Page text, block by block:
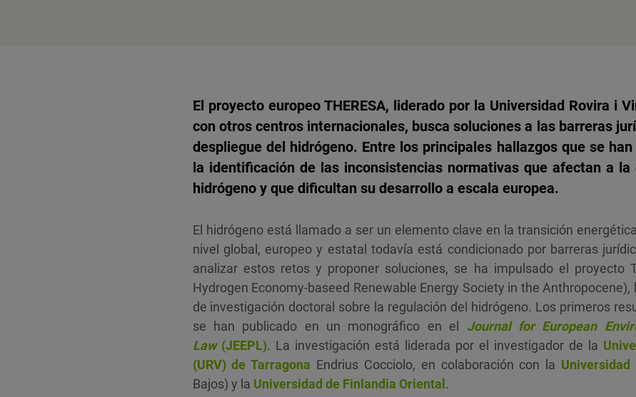
El proyecto europeo THERESA, liderado por la Universidad Rovira i
con otros centros internacionales, busca soluciones a las barreras
despliegue del hidrógeno. Entre los principales hallazgos que se
la identificación de las inconsistencias normativas que afectan a la
hidrógeno y que dificultan su desarrollo a escala europea.
El hidrógeno está llamado a ser un elemento clave en la transición
nivel global, europeo y estatal todavía está condicionado por barreras
analizar estos retos y proponer soluciones, se ha impulsado el proyecto
Hydrogen Economy-baseed Renewable Energy Society in the
de investigación doctoral sobre la regulación del hidrógeno. Los primeros
se han publicado en un monográfico en el
Journal for European
Law (JEEPL). La investigación está liderada por el investigador de la
(URV) de Tarragona Endrius Cocciolo, en colaboración con la Universidad
Bajos) y la Universidad de Finlandia Oriental .